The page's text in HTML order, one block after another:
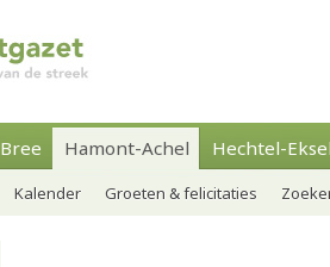
Bree Hamont-Achel Hechtel-
Kalender Groeten & felicitaties